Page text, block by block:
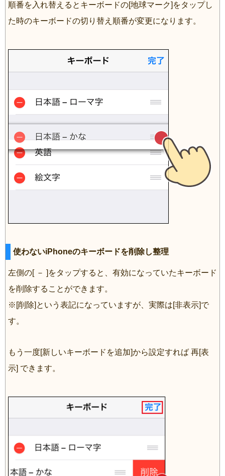
順番を入れ替えるとキーボードの[地球マーク]をタップし
た時のキーボードの切り替え順番が変更になります。
使わないiPhoneのキーボードを削除し整理
左側の[ － ]をタップすると、有効になっていたキーボード
を削除することができます。
※[削除]という表記になっていますが、実際は[非表示]で
す。
もう一度[新しいキーボードを追加]から設定すれば 再[表
示] できます。